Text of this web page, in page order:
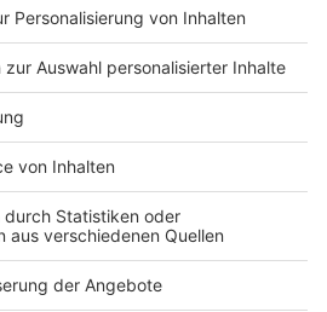
Kontakt
Studio-Hotline
Verkehrs-Hotline
Newsletter